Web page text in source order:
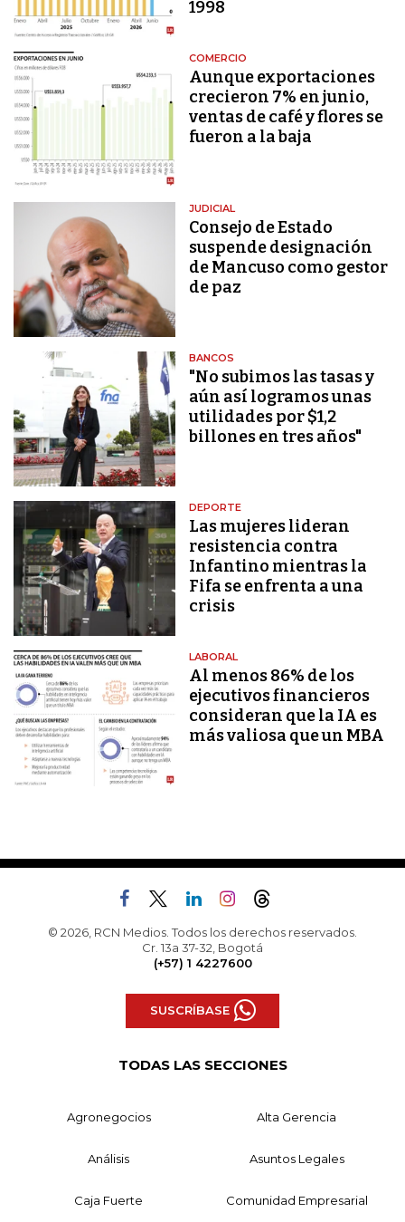
1998
COMERCIO
Aunque exportaciones
crecieron 7% en junio,
ventas de café y flores se
fueron a la baja
JUDICIAL
Consejo de Estado
suspende designación
de Mancuso como gestor
de paz
BANCOS
"No subimos las tasas y
aún así logramos unas
utilidades por $1,2
billones en tres años"
DEPORTE
Las mujeres lideran
resistencia contra
Infantino mientras la
Fifa se enfrenta a una
crisis
LABORAL
Al menos 86% de los
ejecutivos financieros
consideran que la IA es
más valiosa que un MBA
© 2026, RCN Medios. Todos los derechos reservados.
Cr. 13a 37-32, Bogotá
(+57) 1 4227600
SUSCRÍBASE
TODAS LAS SECCIONES
Agronegocios Alta Gerencia
Análisis Asuntos Legales
Caja Fuerte Comunidad Empresarial